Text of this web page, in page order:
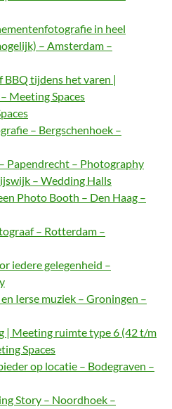
in heel
– Amsterdam –
BBQ tijdens het varen |
Meeting Spaces
– Bergschenhoek –
Papendrecht – Photography
– Wedding Halls
Photo Booth – Den Haag –
– Rotterdam –
iedere gelegenheid –
Ierse muziek – Groningen –
| Meeting ruimte type 6 (42 t/m
Spaces
op locatie – Bodegraven –
Story – Noordhoek –